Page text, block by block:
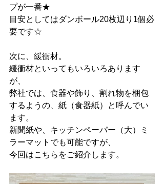
プが一番★
目安としてはダンボール20枚辺り1個必
要です☆
次に、緩衝材。
緩衝材といってもいろいろあります
が、
弊社では、食器や飾り、割れ物を梱包
するようの、紙（食器紙）と呼んでい
ます。
新聞紙や、キッチンペーパー（大）ミ
ラーマットでも可能ですが、
今回はこちらをご紹介します。